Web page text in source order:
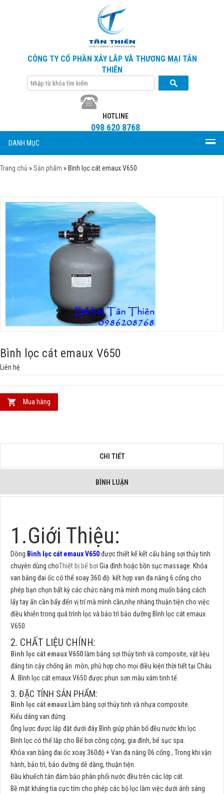
CÔNG TY CỔ PHẦN XÂY LẮP VÀ THƯƠNG MẠI TÂN
THIÊN
HOTLINE
098 620 8768
DANH MỤC
Trang chủ »Sản phẩm » Bình lọc cát emaux V650
Bình lọc cát emaux V650
Liên hệ
Mua hàng
CHI TIẾT
BÌNH LUẬN
1.Giới Thiệu:
Dòng Bình lọc cát emaux V650được thiết kế kết cấu bằng sợi thủy tinh
chuyên dùng choThiết bị bể bơi Gia đình hoặc bồn sục massage. Khóa
van bằng đai ốc có thể xoay 360 độ kết hợp van đa năng 6 cổng cho
phép bạn chọn bất kỳ các chức năng mà mình mong muốn bằng cách
lấy tay ấn cần bẩy đến vị trí mà mình cần,nhẹ nhàng thuận tiện cho việc
điều khiển trong quá trình lọc và bảo trì bảo dưỡng Bình lọc cát emaux
V650.
2. CHẤT LIỆU CHÍNH:
Bình lọc cát emaux V650 làm bằng sợi thủy tinh và composite, vật liệu
đáng tin cậy chống ăn mòn, phù hợp cho mọi điều kiện thời tiết tại Châu
Á. Bình lọc cát emaux V650 được phun sơn màu xám tinh tế.
3. ĐẶC TÍNH SẢN PHẨM:
Bình lọc cát emaux Làm bằng sợi thủy tinh và nhựa composite.
Kiểu dáng van đứng.
Ống lược được lắp đặt dưới đáy Bình giúp phân bổ đều nước khi lọc
Bình lọc có thể lắp cho Bể bơi công cộng, gia đình, bể sục spa.
Khóa van bằng đai ốc xoay 360độ + Van đa năng 06 cổng , Trong khi vận
hành, bảo trì, bảo dưỡng dễ dàng, thuận tiện.
Đầu khuếch tán đảm bảo phân phối nước đều trên các lớp cát.
Bề mặt kháng tia cực tím cho phép các bộ lọc làm việc dưới ánh sáng